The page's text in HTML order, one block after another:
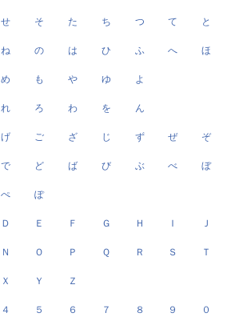
せ そ た ち つ て と
ね の は ひ ふ へ ほ
め も や ゆ よ
れ ろ わ を ん
げ ご ざ じ ず ぜ ぞ
で ど ば び ぶ べ ぼ
ぺ ぽ
Ｄ Ｅ Ｆ Ｇ Ｈ Ｉ Ｊ
Ｎ Ｏ Ｐ Ｑ Ｒ Ｓ Ｔ
Ｘ Ｙ Ｚ
４ ５ ６ ７ ８ ９ ０